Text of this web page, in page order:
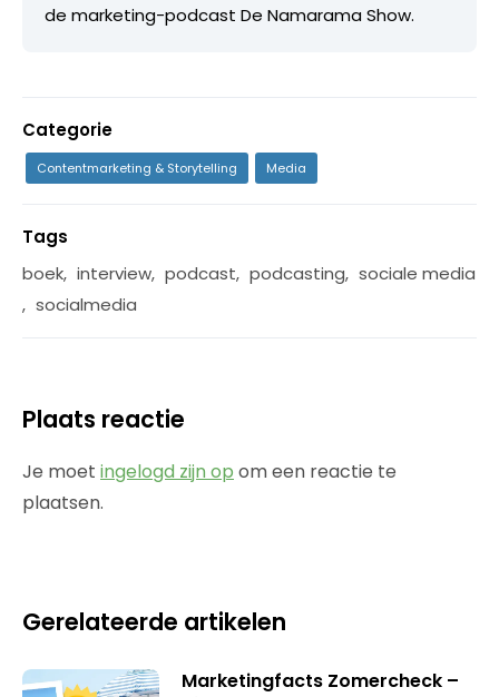
de marketing-podcast De Namarama Show.
Categorie
Contentmarketing & Storytelling Media
Tags
boek, interview, podcast, podcasting, sociale media
, socialmedia
Plaats reactie
Je moet ingelogd zijn op om een reactie te
plaatsen.
Gerelateerde artikelen
Marketingfacts Zomercheck –